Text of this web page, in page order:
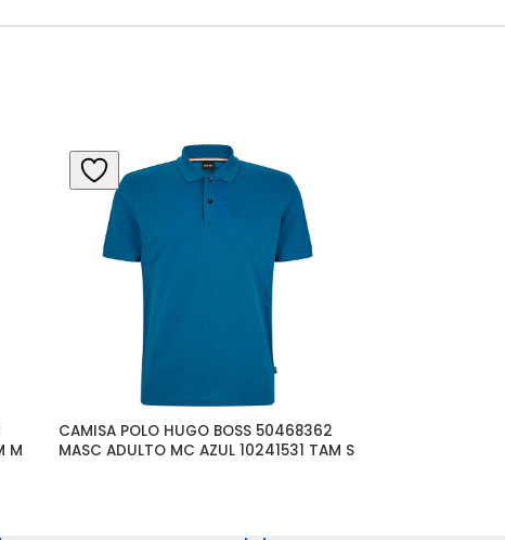
M
CAMISA POLO HUGO BOSS 50468362
MASC ADULTO MC AZUL 10241531 TAM S